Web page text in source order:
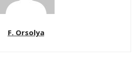
F. Orsolya